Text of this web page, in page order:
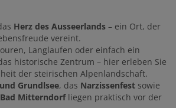
Herz des Ausseerlands – ein Ort, der
vereint.
Langlaufen oder einfach ein
historische Zentrum – hier erleben Sie
der steirischen Alpenlandschaft.
Grundlsee, das Narzissenfest sowie
Mitterndorfliegen praktisch vor der